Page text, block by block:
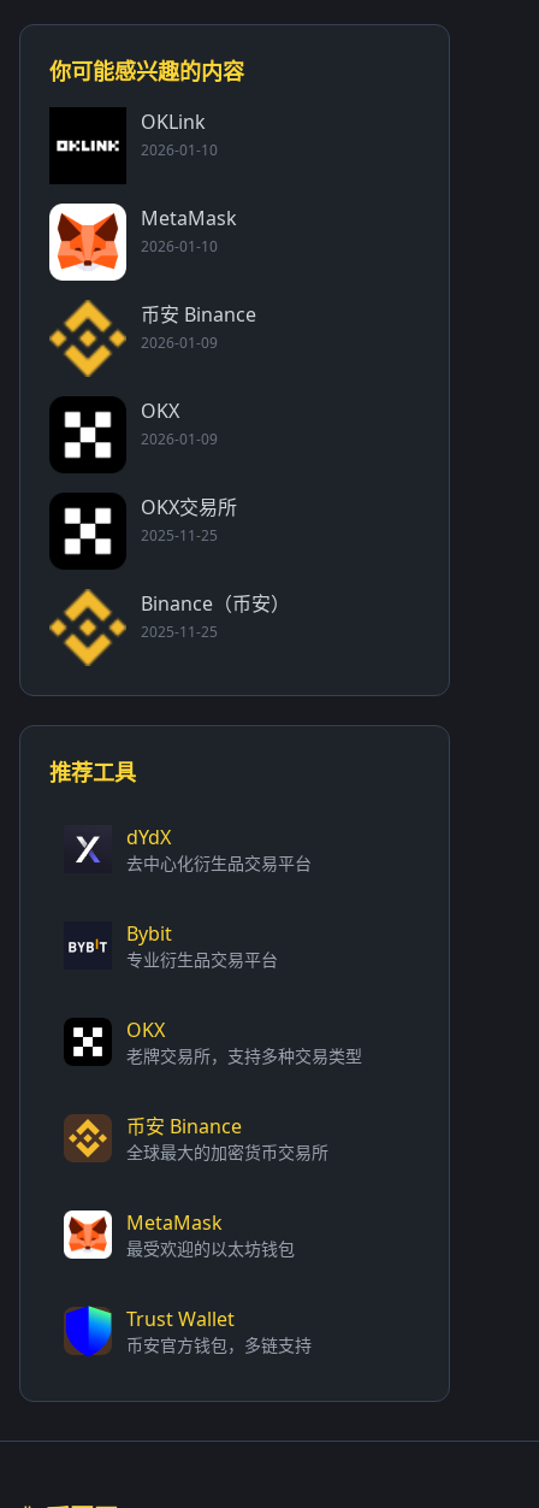
你可能感兴趣的内容
OKLink
2026-01-10
MetaMask
2026-01-10
币安 Binance
2026-01-09
OKX
2026-01-09
OKX交易所
2025-11-25
Binance（币安）
2025-11-25
推荐工具
dYdX
去中心化衍生品交易平台
Bybit
专业衍生品交易平台
OKX
老牌交易所，支持多种交易类型
币安 Binance
全球最大的加密货币交易所
MetaMask
最受欢迎的以太坊钱包
Trust Wallet
币安官方钱包，多链支持